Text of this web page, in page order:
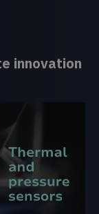
innovation